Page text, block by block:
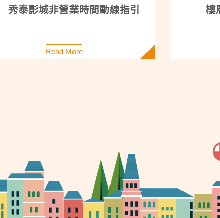
秀泰影城非營業時間動線指引
Read More
樓